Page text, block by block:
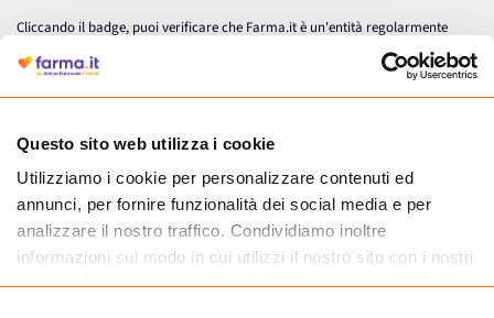
Questo sito web utilizza i cookie
Utilizziamo i cookie per personalizzare contenuti ed
annunci, per fornire funzionalità dei social media e per
analizzare il nostro traffico. Condividiamo inoltre
informazioni sul modo in cui utilizzi il nostro sito con i nostri
partner che si occupano di analisi dei dati web, pubblicità e
Cliccando il badge, puoi verificare che Farma.it è un'entità regolarmente
autorizzata dal Ministero della Salute a effettuare la vendita online di
medicinali.